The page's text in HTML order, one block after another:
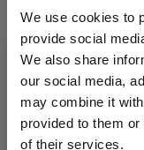
We use cookies to
provide social
We also share
our social media,
may combine it
provided to them
of their services.
Micellar Casein
want de gehele
essentiële eiwitten
helpen de
Waarschuwing: Dit
voor kinderen tot